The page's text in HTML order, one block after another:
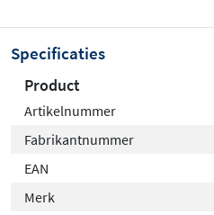
Specificaties
Product
Artikelnummer
Fabrikantnummer
EAN
Merk